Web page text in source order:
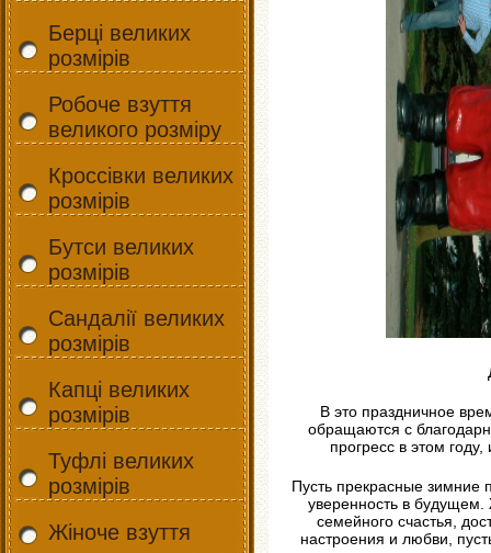
Берці великих
розмірів
Робоче взуття
великого розміру
Кроссівки великих
розмірів
Бутси великих
розмірів
Сандалії великих
розмірів
Капці великих
розмірів
Туфлі великих
розмірів
Жіноче взуття
В это праздничное
обращаются с
прогресс в этом
Пусть прекрасные зимние
уверенность в
семейного счастья,
настроения и любви,